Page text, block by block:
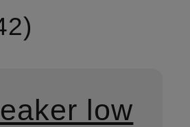
low